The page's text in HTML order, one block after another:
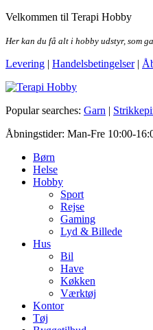
Skip
the
Velkommen til Terapi Hobby
Her kan du få alt i hobby udstyr, som
Levering | Handelsbetingelser|
Terapi Hobby
Popular searches: Garn |
Åbningstider: Man-Fre 10:00-
Børn
Helse
Hobby
Sport
Rejse
Gaming
Lyd & Billede
Hus
Bil
Have
Køkken
Værktøj
Kontor
Tøj